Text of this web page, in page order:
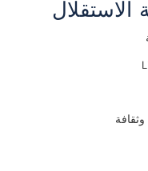
الاستقلال
من أصل 5 نجوم.